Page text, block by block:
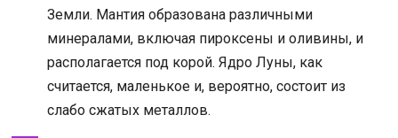
Земли. Мантия образована различными
минералами, включая пироксены и оливины, и
располагается под корой. Ядро Луны, как
считается, маленькое и, вероятно, состоит из
слабо сжатых металлов.